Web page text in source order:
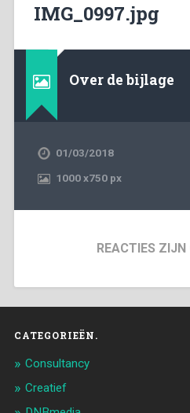
IMG_0997.jpg
Over de bijlage
01/03/2018
1000x750 px
REACTIES ZIJN
CATEGORIEËN.
Consultancy
Creatief